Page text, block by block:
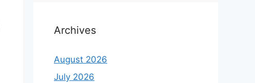
Archives
August 2026
July 2026